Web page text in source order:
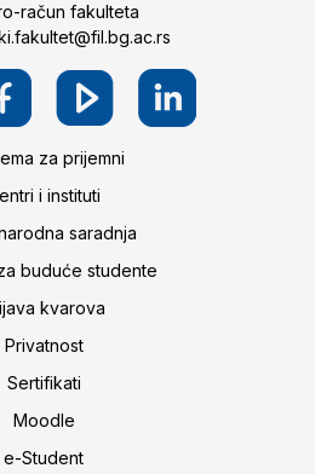
račun fakulteta
za prijemni
i instituti
saradnja
buduće studente
kvarova
Privatnost
Sertifikati
Moodle
e-Student